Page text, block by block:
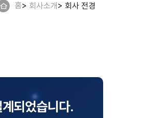
홈 회사소개 회사 전경
되었습니다.